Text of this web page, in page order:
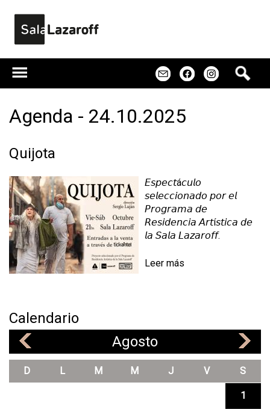
Agenda - 24.10.2025
Quijota
𝘌𝘴𝘱𝘦𝘤𝘵á𝘤𝘶𝘭𝘰
𝘴𝘦𝘭𝘦𝘤𝘤𝘪𝘰𝘯𝘢𝘥𝘰 𝘱𝘰𝘳 𝘦𝘭
𝘗𝘳𝘰𝘨𝘳𝘢𝘮𝘢 𝘥𝘦
𝘙𝘦𝘴𝘪𝘥𝘦𝘯𝘤𝘪𝘢 𝘈𝘳𝘵í𝘴𝘵𝘪𝘤𝘢 𝘥𝘦
𝘭𝘢 𝘚𝘢𝘭𝘢 𝘓𝘢𝘻𝘢𝘳𝘰𝘧𝘧.
Leer más
Calendario
Agosto
D L M M J V S
1
s